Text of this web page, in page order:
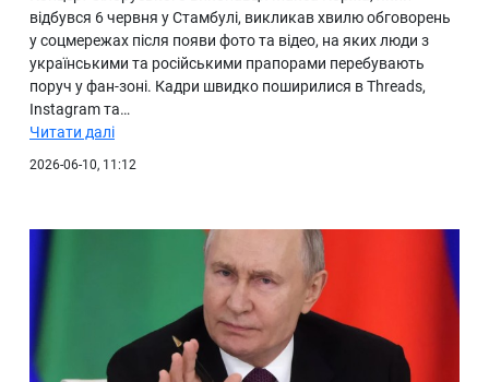
відбувся 6 червня у Стамбулі, викликав хвилю обговорень
у соцмережах після появи фото та відео, на яких люди з
українськими та російськими прапорами перебувають
поруч у фан-зоні. Кадри швидко поширилися в Threads,
Instagram та…
Читати далі
2026-06-10, 11:12